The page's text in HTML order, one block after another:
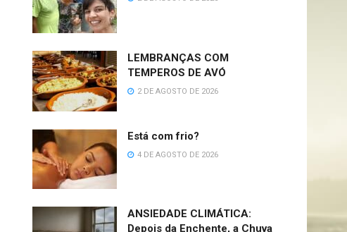
LEMBRANÇAS COM
TEMPEROS DE AVÓ
2 DE AGOSTO DE 2026
Está com frio?
4 DE AGOSTO DE 2026
ANSIEDADE CLIMÁTICA:
Depois da Enchente, a Chuva